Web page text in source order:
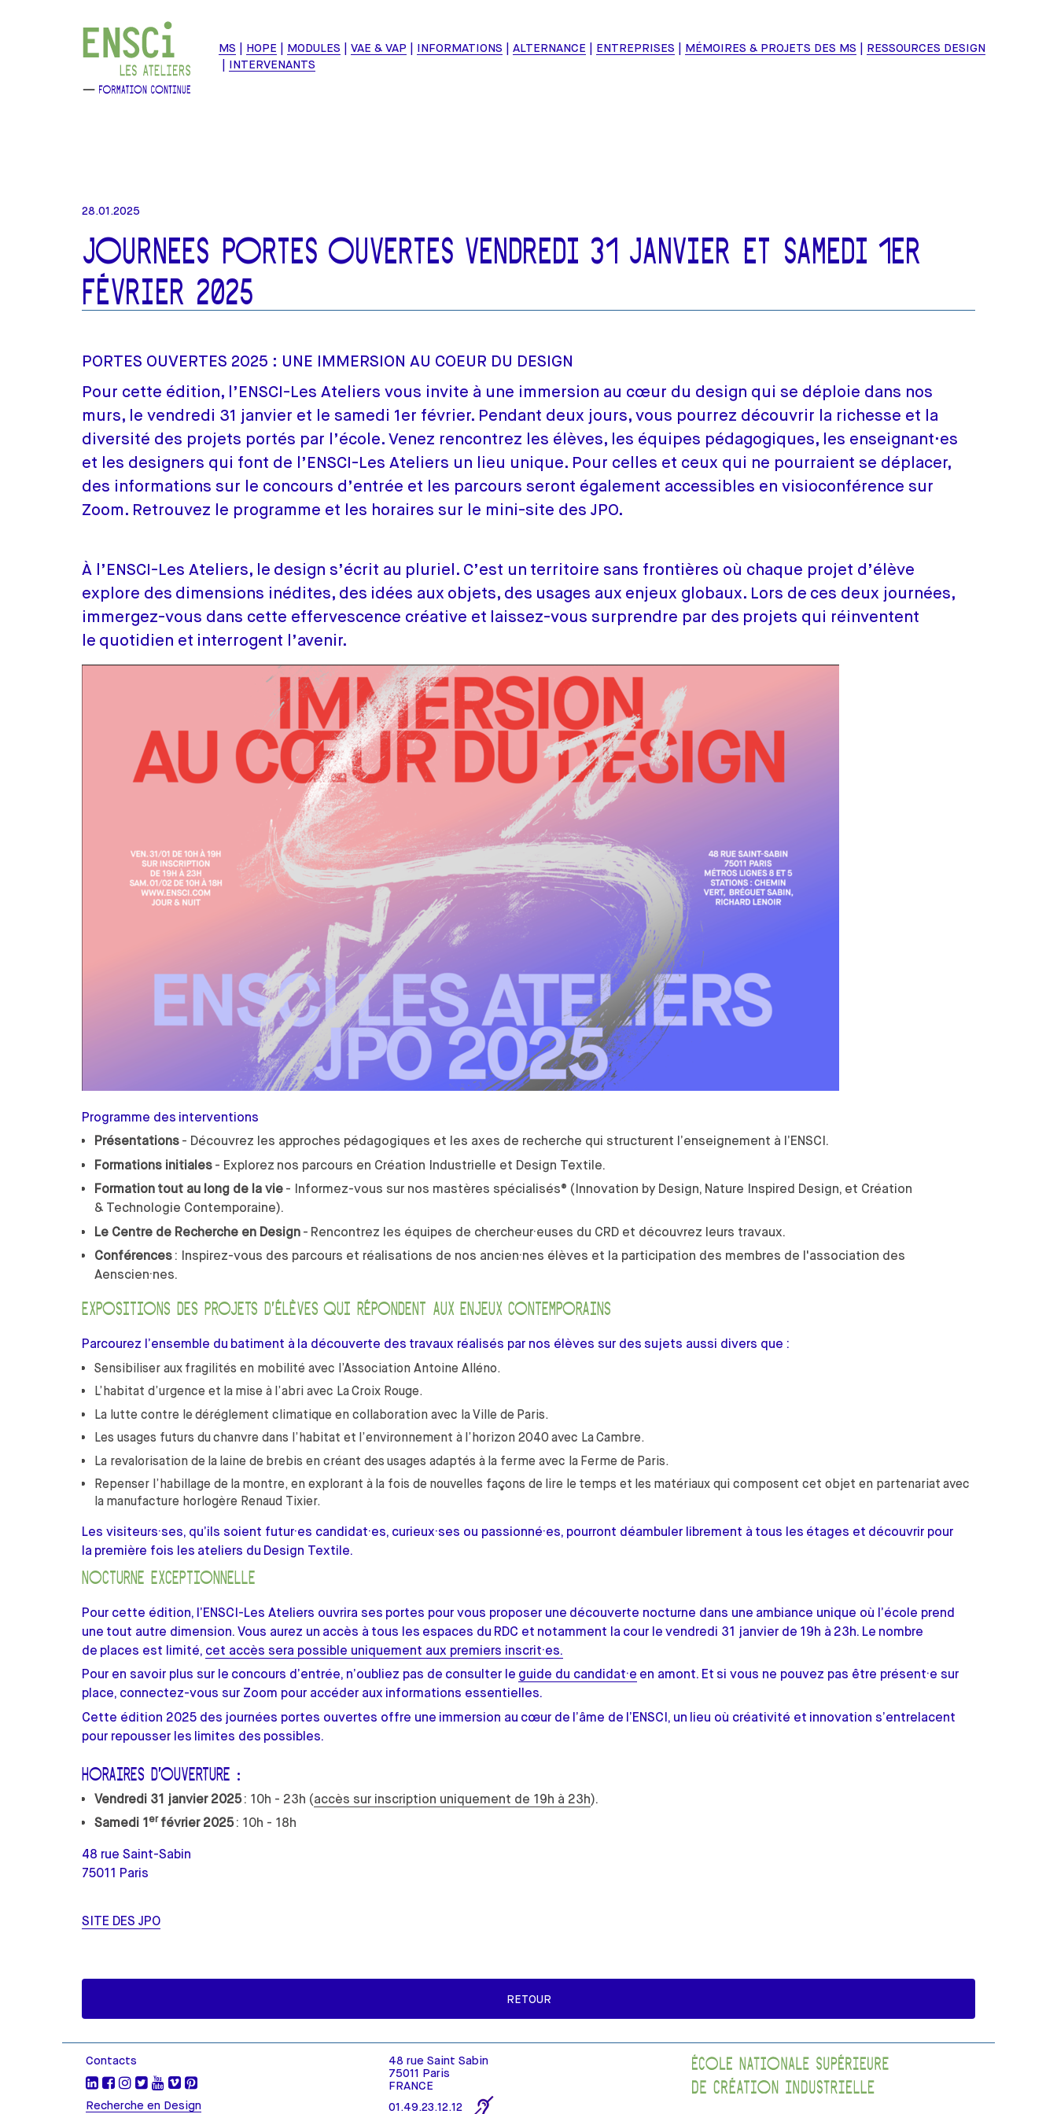
MS HOPE MODULES VAE & VAP INFORMATIONS ALTERNANCE ENTREPRISES MÉMOIRES & PROJETS DES MS
RESSOURCES DESIGN
INTERVENANTS
28.01.2025
JOURNEES PORTES OUVERTES VENDREDI 31 JANVIER ET SAMEDI 1ER
FÉVRIER 2025
PORTES OUVERTES 2025 : UNE IMMERSION AU COEUR DU DESIGN
Pour cette édition, l’ENSCI-Les Ateliers vous invite à une immersion au cœur du design qui se déploie dans nos
murs, le vendredi 31 janvier et le samedi 1er février. Pendant deux jours, vous pourrez découvrir la richesse et la
diversité des projets portés par l’école. Venez rencontrez les élèves, les équipes pédagogiques, les enseignant·es
et les designers qui font de l’ENSCI-Les Ateliers un lieu unique. Pour celles et ceux qui ne pourraient se déplacer,
des informations sur le concours d’entrée et les parcours seront également accessibles en visioconférence sur
Zoom. Retrouvez le programme et les horaires sur le mini-site des JPO.
À l’ENSCI-Les Ateliers, le design s’écrit au pluriel. C’est un territoire sans frontières où chaque projet d’élève
explore des dimensions inédites, des idées aux objets, des usages aux enjeux globaux. Lors de ces deux journées,
immergez-vous dans cette effervescence créative et laissez-vous surprendre par des projets qui réinventent
le quotidien et interrogent l’avenir.
Programme des interventions
Présentations - Découvrez les approches pédagogiques et les axes de recherche qui structurent l’enseignement à l’ENSCI.
Formations initiales - Explorez nos parcours en Création Industrielle et Design Textile.
Formation tout au long de la vie - Informez-vous sur nos mastères spécialisés® (Innovation by Design, Nature Inspired Design, et Création
& Technologie Contemporaine).
Le Centre de Recherche en Design - Rencontrez les équipes de chercheur·euses du CRD et découvrez leurs travaux.
Conférences : Inspirez-vous des parcours et réalisations de nos ancien·nes élèves et la participation des membres de l'association des
Aenscien·nes.
EXPOSITIONS DES PROJETS D’ÉLÈVES QUI RÉPONDENT AUX ENJEUX CONTEMPORAINS
Parcourez l’ensemble du batiment à la découverte des travaux réalisés par nos élèves sur des sujets aussi divers que :
Sensibiliser aux fragilités en mobilité avec l’Association Antoine Alléno.
L’habitat d’urgence et la mise à l’abri avec La Croix Rouge.
La lutte contre le déréglement climatique en collaboration avec la Ville de Paris.
Les usages futurs du chanvre dans l’habitat et l’environnement à l’horizon 2040 avec La Cambre.
La revalorisation de la laine de brebis en créant des usages adaptés à la ferme avec la Ferme de Paris.
Repenser l’habillage de la montre, en explorant à la fois de nouvelles façons de lire le temps et les matériaux qui composent cet objet en partenariat avec
la manufacture horlogère Renaud Tixier.
Les visiteurs·ses, qu’ils soient futur·es candidat·es, curieux·ses ou passionné·es, pourront déambuler librement à tous les étages et découvrir pour
la première fois les ateliers du Design Textile.
NOCTURNE EXCEPTIONNELLE
Pour cette édition, l’ENSCI-Les Ateliers ouvrira ses portes pour vous proposer une découverte nocturne dans une ambiance unique où l’école prend
une tout autre dimension. Vous aurez un accès à tous les espaces du RDC et notamment la cour le vendredi 31 janvier de 19h à 23h. Le nombre
de places est limité, cet accès sera possible uniquement aux premiers inscrit·es.
Pour en savoir plus sur le concours d’entrée, n’oubliez pas de consulter le guide du candidat·e en amont. Et si vous ne pouvez pas être présent·e sur
place, connectez-vous sur Zoom pour accéder aux informations essentielles.
Cette édition 2025 des journées portes ouvertes offre une immersion au cœur de l’âme de l’ENSCI, un lieu où créativité et innovation s’entrelacent
pour repousser les limites des possibles.
HORAIRES D’OUVERTURE :
Vendredi 31 janvier 2025: 10h - 23h (accès sur inscription uniquement de 19h à 23h).
Samedi 1erfévrier 2025: 10h - 18h
48 rue Saint-Sabin
75011 Paris
SITE DES JPO
RETOUR
Contacts
Recherche en Design
48 rue Saint Sabin
75011 Paris
FRANCE
01.49.23.12.12